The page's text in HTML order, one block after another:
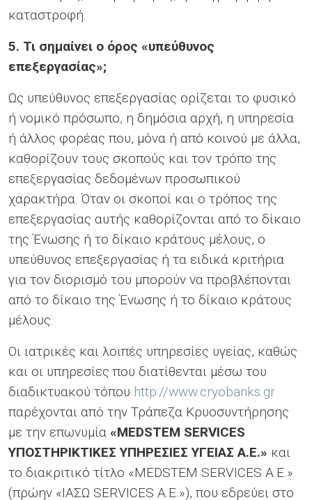
καταστροφή.
5. Τι σημαίνει ο όρος «υπεύθυνος
επεξεργασίας»;
Ως υπεύθυνος επεξεργασίας ορίζεται το φυσικό
ή νομικό πρόσωπο, η δημόσια αρχή, η υπηρεσία
ή άλλος φορέας που, μόνα ή από κοινού με άλλα,
καθορίζουν τους σκοπούς και τον τρόπο της
επεξεργασίας δεδομένων προσωπικού
χαρακτήρα. Όταν οι σκοποί και ο τρόπος της
επεξεργασίας αυτής καθορίζονται από το δίκαιο
της Ένωσης ή το δίκαιο κράτους μέλους, ο
υπεύθυνος επεξεργασίας ή τα ειδικά κριτήρια
για τον διορισμό του μπορούν να προβλέπονται
από το δίκαιο της Ένωσης ή το δίκαιο κράτους
μέλους.
Οι ιατρικές και λοιπές υπηρεσίες υγείας, καθώς
και οι υπηρεσίες που διατίθενται μέσω του
διαδικτυακού τόπου http://www.cryobanks.gr
παρέχονται από την Τράπεζα Κρυοσυντήρησης
με την επωνυμία «MEDSTEM SERVICES
ΥΠΟΣΤΗΡΙΚΤΙΚΕΣ ΥΠΗΡΕΣΙΕΣ ΥΓΕΙΑΣ Α.Ε.» και
το διακριτικό τίτλο «MEDSTEM SERVICES A.E.»
(πρώην «ΙΑΣΩ SERVICES Α.Ε.»), που εδρεύει στο